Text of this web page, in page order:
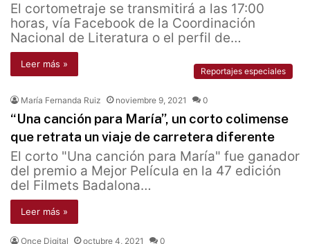
El cortometraje se transmitirá a las 17:00
horas, vía Facebook de la Coordinación
Nacional de Literatura o el perfil de…
Leer más »
Reportajes especiales
María Fernanda Ruiz noviembre 9, 2021 0
“Una canción para María”, un corto colimense
que retrata un viaje de carretera diferente
El corto "Una canción para María" fue ganador
del premio a Mejor Película en la 47 edición
del Filmets Badalona…
Leer más »
Once Digital octubre 4, 2021 0